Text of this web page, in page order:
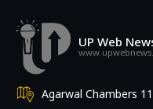
UP Web
Agarwal Chambers